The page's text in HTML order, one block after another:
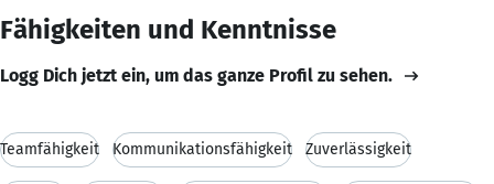
Fähigkeiten und Kenntnisse
Logg Dich jetzt ein, um das ganze Profil zu sehen.
Teamfähigkeit Kommunikationsfähigkeit Zuverlässigkeit